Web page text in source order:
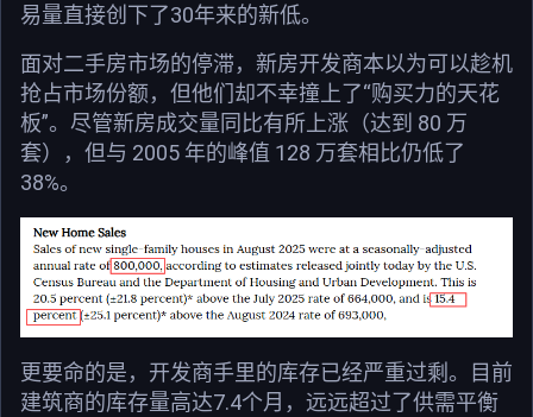
易量直接创下了30年来的新低。
面对二手房市场的停滞，新房开发商本以为可以趁机
抢占市场份额，但他们却不幸撞上了“购买力的天花
板”。尽管新房成交量同比有所上涨（达到 80 万
套），但与 2005 年的峰值 128 万套相比仍低了
38%。
更要命的是，开发商手里的库存已经严重过剩。目前
建筑商的库存量高达7.4个月，远远超过了供需平衡